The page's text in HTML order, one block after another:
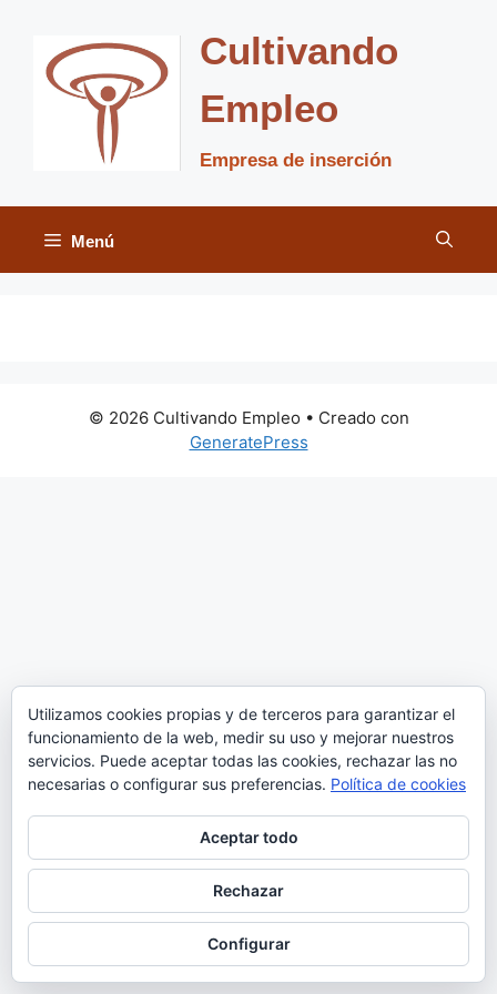
contenido
Cultivando
Empleo
Empresa de inserción
Menú
© 2026 Cultivando Empleo • Creado con
GeneratePress
Utilizamos cookies propias y de terceros para garantizar el
funcionamiento de la web, medir su uso y mejorar nuestros
servicios. Puede aceptar todas las cookies, rechazar las no
necesarias o configurar sus preferencias. Política de cookies
Aceptar todo
Rechazar
Configurar